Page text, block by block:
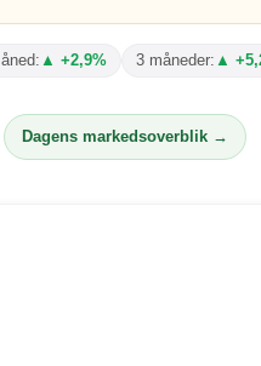
▲ +2,9% 3 måneder: ▲
Dagens markedsoverblik →